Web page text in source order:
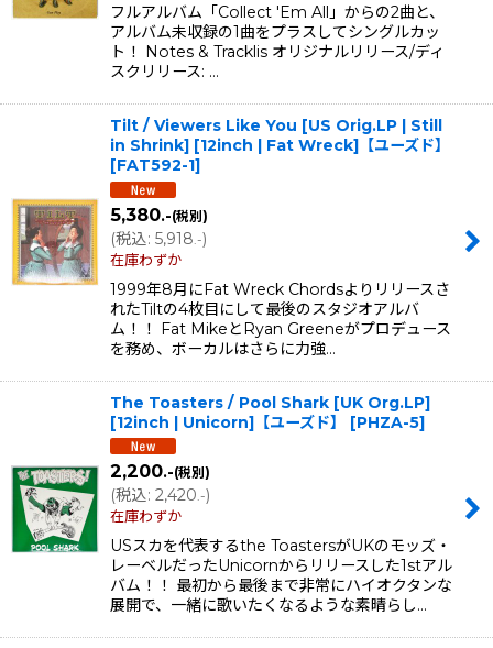
フルアルバム「Collect 'Em All」からの2曲と、
アルバム未収録の1曲をプラスしてシングルカッ
ト！ Notes & Tracklis オリジナルリリース/ディ
スクリリース: …
Tilt / Viewers Like You [US Orig.LP | Still
in Shrink] [12inch | Fat Wreck]【ユーズド】
[FAT592-1]
5,380.-(税別)
(税込: 5,918 .-)
在庫わずか
1999年8月にFat Wreck Chordsよりリリースさ
れたTiltの4枚目にして最後のスタジオアルバ
ム！！ Fat MikeとRyan Greeneがプロデュース
を務め、ボーカルはさらに力強…
The Toasters / Pool Shark [UK Org.LP]
[12inch | Unicorn]【ユーズド】
[PHZA-5]
2,200.-(税別)
(税込: 2,420.-)
在庫わずか
USスカを代表するthe ToastersがUKのモッズ・
レーベルだったUnicornからリリースした1stアル
バム！！ 最初から最後まで非常にハイオクタンな
展開で、一緒に歌いたくなるような素晴らし…